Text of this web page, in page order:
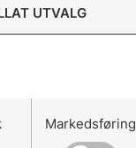
UTVALG
Markedsføring